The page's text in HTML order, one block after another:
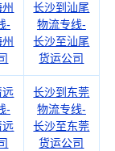
-
长沙到汕尾
物流专线-
长沙至汕尾
货运公司
远
-
远
长沙到东莞
物流专线-
长沙至东莞
货运公司